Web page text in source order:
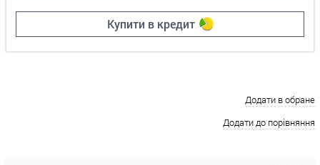
Купити в кредит
Додати в обране
Додати до порівняння